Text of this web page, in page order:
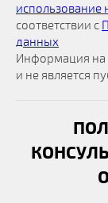
использование
соответствии с
данных
Информация на
и не является